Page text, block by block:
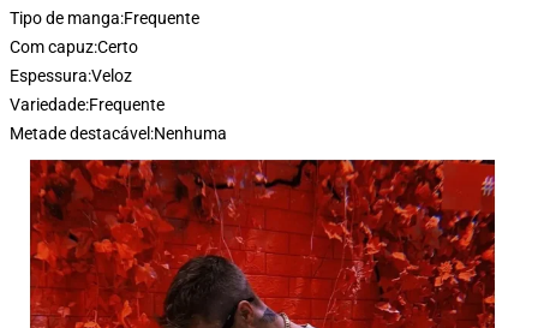
Tipo de manga:Frequente
Com capuz:Certo
Espessura:Veloz
Variedade:Frequente
Metade destacável:Nenhuma